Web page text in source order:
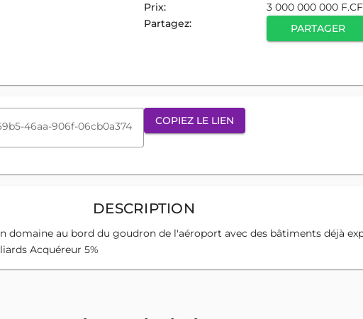
Prix:
3 000 000 000
Partagez: PARTAGER
COPIEZ LE LIEN
DESCRIPTION
domaine au bord du goudron de l'aéroport avec des bâtiments déjà
Acquéreur 5%